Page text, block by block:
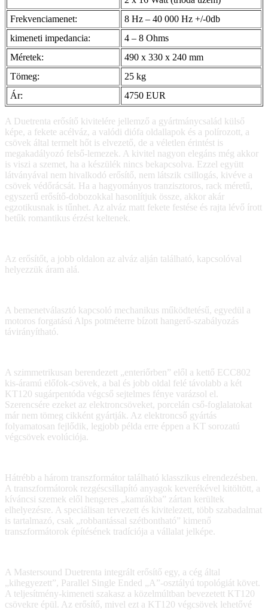
Frekvenciamenet:
8 Hz – 40 000 Hz +/-0db
kimeneti impedancia:
4 – 8 Ohms
Méretek:
490 x 330 x 240 mm
Tömeg:
25 kg
Ár:
4750 EUR
A Duetrenta erősítő kivitelére jellemző a gyártmánycsalád külső
képe, a fekete acélváz, a valódi diófa oldallapok és a polírozott, a
csövek által termelt hőt is elvezető, de a véletlen érintést is
megakadályozó felső-lemezek. A kivitel nagyon elegáns még akkor
is viszi a szemet, ha a készülék nincs bekapcsolva. Ezzel együtt
látványával nem hivalkodó erősítő, nem látszik csillogás, kivéve a
csövek védőrácsát. Ha a hagyományos tranzisztoros, rack méretű,
egyszerű erősítő-dobozokkal hasonlítjuk össze, akkor akár
egzotikusnak is tűnhet. Az alváz matt fekete festése és rajta lévő írott
betűk romantikus érzést keltenek.
Az erősítőt, a jobb oldalon az alváz alján található, kapcsolóval
helyezzük áram alá.
A bemenetválasztó kapcsoló mechanikus működtetésű, egyedül a
motoros forgatású Alps potméterre bízott hangerő-szabályozás
távirányítható.
A szimmetrikusan berendezett „enteriőrben” elől a kettő ECC802
kis-áramú előfok-csövek, a bal és jobb oldal felé távolabb a két
KT120 sugárpentóda végcső sejtelmes fénye varázsol el.
Szerencsére ezeket az elektroncsöveket, porcelán cső-foglalatokat
már nem tömeg cikként gyártják. Az elektroncső gyártás
folyamatosan fejlődik, legjobb példa erre éppen a KT sorozatú
végcsövek evolúciója.
Hátrébb a három transzformátor található klasszikus elrendezésben.
A transzformátorok rezgéscsillapító anyagok keverékével kitöltött, a
kíváncsi szemek elől hengeres „kamrákba” zártan kerültek
elhelyezésre. A speciálisan tervezett és kivitelezett, több szabadalmat
is tartalmazó, csak „robbantással szétbontható” kimenő
transzformátorok építésének tradíciója a vállalat jelképe.
A Mastersound Duetrenta integrált erősítő egy, a cég által
„kihegyezett”, Parallel Single Ended „A”-osztályú topológiát követ.
A teljesítmény-kimeneti szakasz a közelmúltban bevezetett KT120
csövekre épül. Az erősítő, mivel ezt a KT120 végcsövek lehetővé